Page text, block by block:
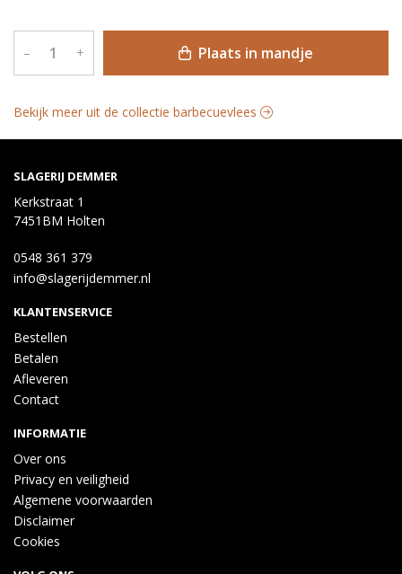
– + Plaats in mandje
Bekijk meer uit de collectie barbecuevlees
SLAGERIJ DEMMER
Kerkstraat 1
7451BM Holten
0548 361 379
info@slagerijdemmer.nl
KLANTENSERVICE
Bestellen
Betalen
Afleveren
Contact
INFORMATIE
Over ons
Privacy en veiligheid
Algemene voorwaarden
Disclaimer
Cookies